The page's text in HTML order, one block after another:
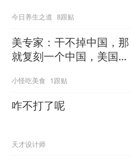
今日养生之道 8跟贴
美专家：干不掉中国，那
就复刻一个中国，美国看
小怪吃美食 1跟贴
咋不打了呢
天才设计师